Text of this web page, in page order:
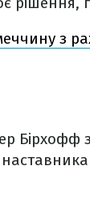
з
Бірхофф